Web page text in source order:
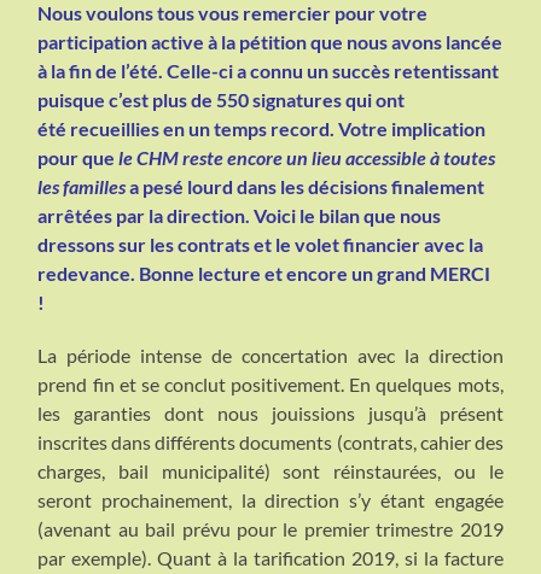
Nous voulons tous vous remercier pour votre
participation active à la pétition que nous avons lancée
à la fin de l’été. Celle-ci a connu un succès retentissant
puisque c’est plus de 550 signatures qui ont
été recueillies en un temps record. Votre implication
pour quele CHM reste encore un lieu accessible à toutes
lesfamillesa pesé lourd dans les décisions finalement
arrêtées par la direction. Voici le bilan que nous
dressons sur les contrats et le volet financier avec la
redevance. Bonne lecture et encore un grand MERCI
!
La période intense de concertation avec la direction
prend fin et se conclut positivement. En quelques mots,
les garanties dont nous jouissions jusqu’à présent
inscrites dans différents documents (contrats, cahier des
charges, bail municipalité) sont réinstaurées, ou le
seront prochainement, la direction s’y étant engagée
(avenant au bail prévu pour le premier trimestre 2019
par exemple). Quant à la tarification 2019, si la facture